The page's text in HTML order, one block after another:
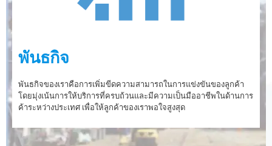
พันธกิจ
พันธกิจของเราคือการเพิ่มขีดความสามารถในการแข่งขันของลูกค้า
โดยมุ่งเน้นการให้บริการที่ครบถ้วนและมีความเป็นมืออาชีพในด้านการ
ค้าระหว่างประเทศ เพื่อให้ลูกค้าของเราพอใจสูงสุด